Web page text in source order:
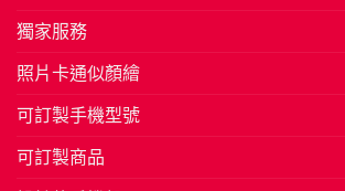
獨家服務
照片卡通似顏繪
可訂製手機型號
可訂製商品